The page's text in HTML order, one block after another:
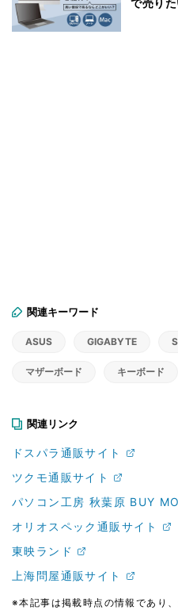
で売り
関連キーワード
ASUS GIGABYTE
マザーボード キーボード
関連リンク
ドスパラ通販サイト
ツクモ通販サイト
パソコン工房 秋葉原 BUY
オリオスペック通販サイト
東映ランド
上海問屋通販サイト
※本記事は掲載時点の情報であり